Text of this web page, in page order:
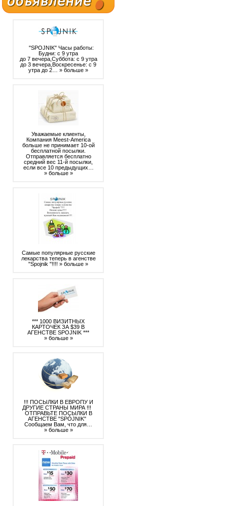
"SPOJNIK" Часы работы:
Будни: с 9 утра
до 7 вечера,Суббота: с 9 утра
до 3 вечера,Воскресенье: с 9
утра до 2… » больше »
Уважаемые клиенты,
Компания Meest-America
больше не принимает 10-ой
бесплатной посылки.
Отправляется бесплатно
средний вес 11-й посылки,
если все 10 предыдущих…
» больше »
Самые популярные русские
лекарства теперь в агенстве
"Spojnik "!!!! » больше »
*** 1000 ВИЗИТНЫХ
КАРТОЧЕК ЗА $39 В
АГЕНСТВЕ SPOJNIK ***
» больше »
!!! ПОСЫЛКИ В ЕВРОПУ И
ДРУГИЕ СТРАНЫ МИРА !!!
ОТПРАВЬТЕ ПОСЫЛКИ В
АГЕНСТВЕ "SPÓJNIK"
Сообщаем Вам, что для…
» больше »